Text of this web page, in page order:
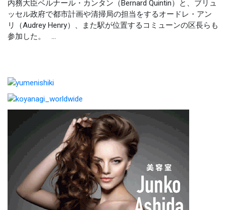
内務大臣ベルナール・カンタン（Bernard Quintin）と、ブリュ
ッセル政府で都市計画や清掃局の担当をするオードレ・アン
リ（Audrey Henry）、また駅が位置するコミューンの区長らも
参加した。 ...